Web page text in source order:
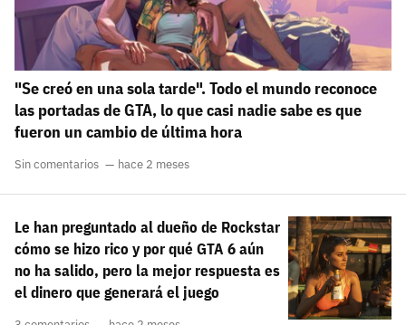
"Se creó en una sola tarde". Todo el mundo reconoce
las portadas de GTA, lo que casi nadie sabe es que
fueron un cambio de última hora
Sin comentarios hace 2 meses
Le han preguntado al dueño de Rockstar
cómo se hizo rico y por qué GTA 6 aún
no ha salido, pero la mejor respuesta es
el dinero que generará el juego